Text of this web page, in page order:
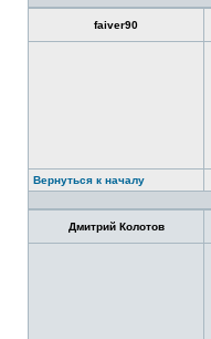
faiver90
Вернуться к началу
Дмитрий Колотов